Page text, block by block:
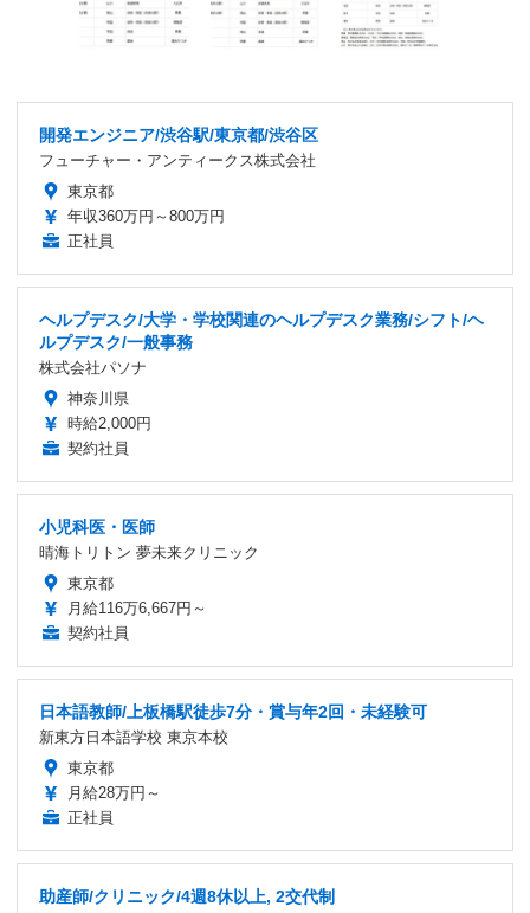
開発エンジニア/渋谷駅/東京都/渋谷区
フューチャー・アンティークス株式会社
東京都
年収360万円～800万円
正社員
ヘルプデスク/大学・学校関連のヘルプデスク業務/シフト/ヘ
ルプデスク/一般事務
株式会社パソナ
神奈川県
時給2,000円
契約社員
小児科医・医師
晴海トリトン 夢未来クリニック
東京都
月給116万6,667円～
契約社員
日本語教師/上板橋駅徒歩7分・賞与年2回・未経験可
新東方日本語学校 東京本校
東京都
月給28万円～
正社員
助産師/クリニック/4週8休以上, 2交代制